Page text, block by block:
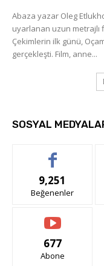
Abaza yazar Oleg
uyarlanan uzun metrajlı
Çekimlerin ilk günü,
gerçekleşti. Film, anne...
SOSYAL
9,251
Beğenenler
677
Abone